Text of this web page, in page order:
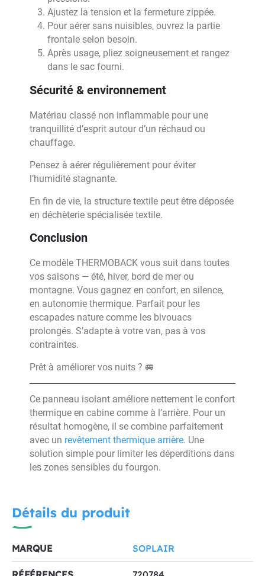
Ajustez la tension et la fermeture zippée.
Pour aérer sans nuisibles, ouvrez la partie
frontale selon besoin.
Après usage, pliez soigneusement et rangez
dans le sac fourni.
Sécurité & environnement
Matériau classé non inflammable pour une
tranquillité d’esprit autour d’un réchaud ou
chauffage.
Pensez à aérer régulièrement pour éviter
l’humidité stagnante.
En fin de vie, la structure textile peut être déposée
en déchèterie spécialisée textile.
Conclusion
Ce modèle THERMOBACK vous suit dans toutes
vos saisons — été, hiver, bord de mer ou
montagne. Vous gagnez en confort, en silence,
en autonomie thermique. Parfait pour les
escapades nature comme les bivouacs
prolongés. S’adapte à votre van, pas à vos
contraintes.
Prêt à améliorer vos nuits ? 🚐
Ce panneau isolant améliore nettement le confort
thermique en cabine comme à l’arrière. Pour un
résultat homogène, il se combine parfaitement
avec un revêtement thermique arrière. Une
solution simple pour limiter les déperditions dans
les zones sensibles du fourgon.
Détails du produit
MARQUE SOPLAIR